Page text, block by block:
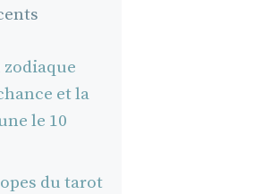
zodiaque
et la
le 10
du tarot